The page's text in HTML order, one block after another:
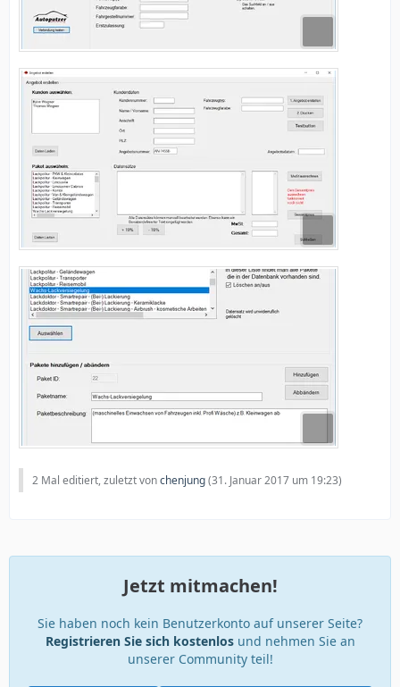
2 Mal editiert, zuletzt vonchenjung(31. Januar 2017 um 19:23)
Jetzt mitmachen!
Sie haben noch kein Benutzerkonto auf unserer Seite?
Registrieren Sie sich kostenlosund nehmen Sie an
unserer Community teil!